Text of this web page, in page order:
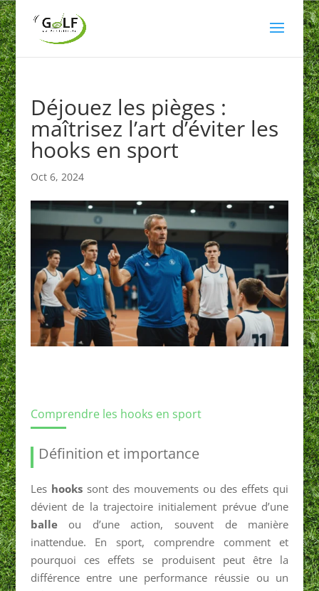
Déjouez les pièges :
maîtrisez l’art d’éviter les
hooks en sport
Oct 6, 2024
Comprendre les hooks en sport
Définition et importance
Les hookssont des mouvements ou des effets qui
dévient de la trajectoire initialement prévue d’une
balleou d’une action, souvent de manière
inattendue. En sport, comprendre comment et
pourquoi ces effets se produisent peut être la
différence entre une performance réussie ou un